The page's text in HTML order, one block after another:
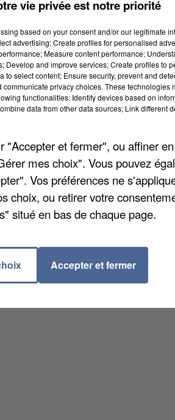
vie privée est notre priorité
based on your consent and/or our legitimate
advertising; Create profiles for personalised
Measure content performance;
Develop and improve services; Create profiles to
select content; Ensure security, prevent and
privacy choices. These technologies
functionalities: Identify devices based on
data from other data sources; Link different
"Accepter et fermer", ou affiner
mes choix". Vous pouvez
Vos préférences ne
choix, ou retirer votre
situé en bas de chaque page.
Accepter et fermer